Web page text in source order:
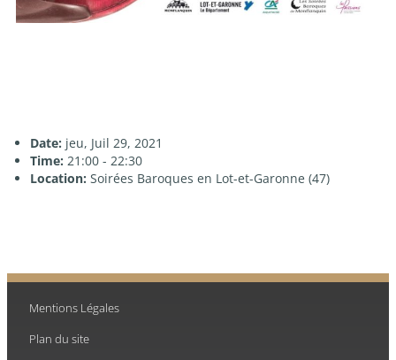
Date: jeu, Juil 29, 2021
Time: 21:00 - 22:30
Location: Soirées Baroques en Lot-et-Garonne (47)
Mentions Légales
Plan du site